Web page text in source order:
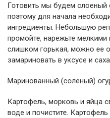
Готовить мы будем слоеный
поэтому для начала
ингредиенты. Небольшую
промойте, нарежьте мелкими
слишком горькая, можно ее
замариновать в уксусе и
Маринованный (соленый)
Картофель, морковь и яйца
воде и почистите. Картофель